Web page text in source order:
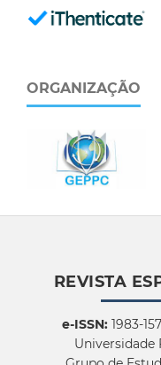
ORGANIZAÇÃO
REVISTA
e-ISSN:1983-
Universidade